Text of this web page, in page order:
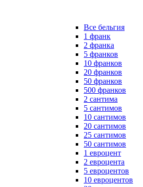
Все бельгия
1 франк
2 франка
5 франков
10 франков
20 франков
50 франков
500 франков
2 сантима
5 сантимов
10 сантимов
20 сантимов
25 сантимов
50 сантимов
1 евроцент
2 евроцента
5 евроцентов
10 евроцентов